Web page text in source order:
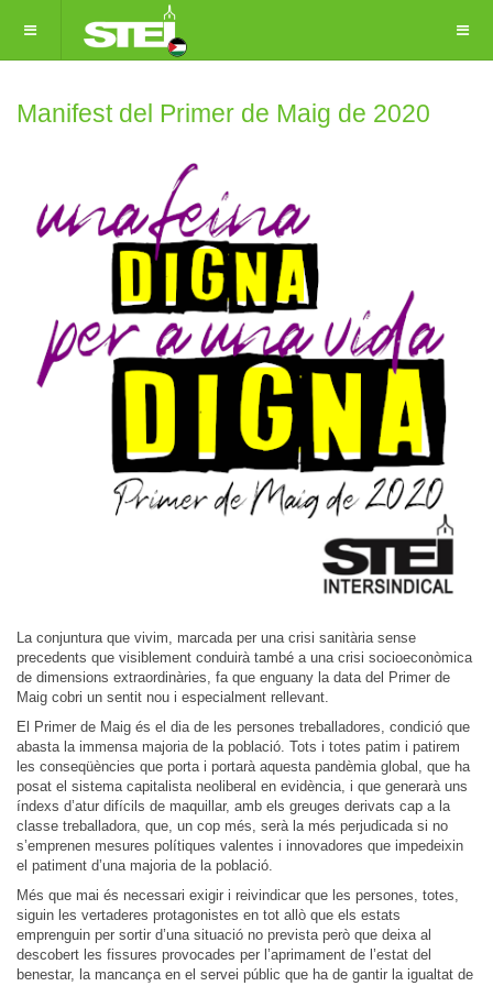
Manifest del Primer de Maig de 2020
La conjuntura que vivim, marcada per una crisi sanitària sense
precedents que visiblement conduirà també a una crisi socioeconòmica
de dimensions extraordinàries, fa que enguany la data del Primer de
Maig cobri un sentit nou i especialment rellevant.
El Primer de Maig és el dia de les persones treballadores, condició que
abasta la immensa majoria de la població. Tots i totes patim i patirem
les conseqüències que porta i portarà aquesta pandèmia global, que ha
posat el sistema capitalista neoliberal en evidència, i que generarà uns
índexs d’atur difícils de maquillar, amb els greuges derivats cap a la
classe treballadora, que, un cop més, serà la més perjudicada si no
s’emprenen mesures polítiques valentes i innovadores que impedeixin
el patiment d’una majoria de la població.
Més que mai és necessari exigir i reivindicar que les persones, totes,
siguin les vertaderes protagonistes en tot allò que els estats
emprenguin per sortir d’una situació no prevista però que deixa al
descobert les fissures provocades per l’aprimament de l’estat del
benestar, la mancança en el servei públic que ha de gantir la igualtat de